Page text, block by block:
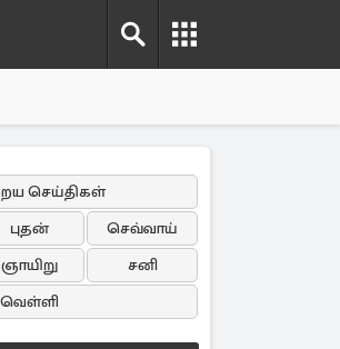
செய்திகள்
புதன்
செவ்வாய்
ஞாயிறு
சனி
வெள்ளி